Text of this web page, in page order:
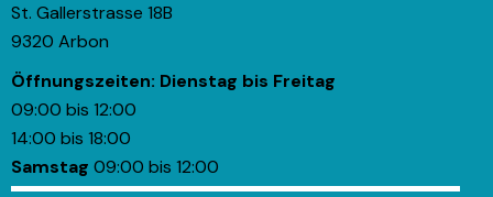
St. Gallerstrasse 18B
9320 Arbon
Öffnungszeiten: Dienstag bis Freitag
09:00 bis 12:00
14:00 bis 18:00
Samstag 09:00 bis 12:00